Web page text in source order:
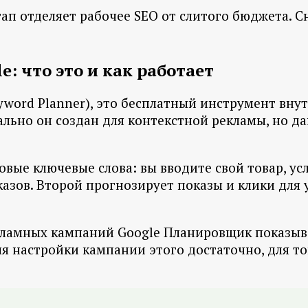
рабочее SEO от слитого бюджета.
что это и как работает
Planner), это бесплатный инструмент
он создан для контекстной рекламы, но
ключевые слова: вы вводите свой товар,
Второй прогнозирует показы и клики для
кампаний Google Планировщик
настройки кампании этого достаточно, для